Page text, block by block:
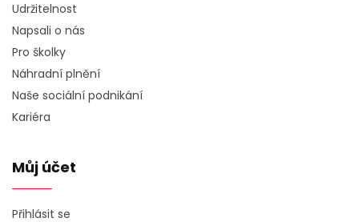
Udržitelnost
Napsali o nás
Pro školky
Náhradní plnění
Naše sociální podnikání
Kariéra
Můj účet
Přihlásit se